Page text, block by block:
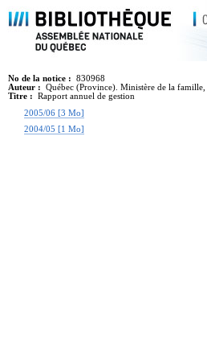
No de la notice :
830968
Auteur :
Québec (Province). Ministère de la
Titre :
Rapport annuel de gestion
2005/06 [3 Mo]
2004/05 [1 Mo]